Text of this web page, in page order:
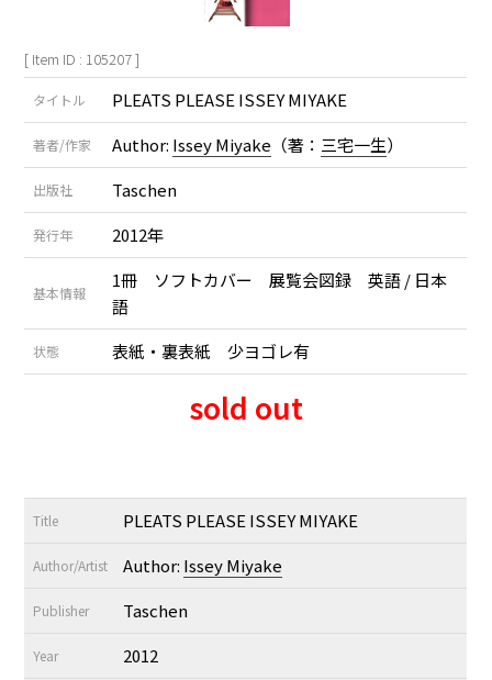
[ Item ID : 105207 ]
タイトル PLEATS PLEASE ISSEY MIYAKE
著者/作家 Author: Issey Miyake （著： 三宅一生）
出版社 Taschen
発行年 2012年
基本情報
1冊 ソフトカバー 展覧会図録 英語 / 日本
語
状態 表紙・裏表紙 少ヨゴレ有
sold out
Title PLEATS PLEASE ISSEY MIYAKE
Author/Artist Author: Issey Miyake
Publisher Taschen
Year 2012